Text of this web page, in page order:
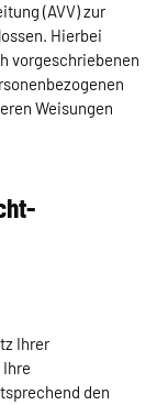
(AVV) zur
Hierbei
vorgeschriebenen
Weisungen
Ihrer
den